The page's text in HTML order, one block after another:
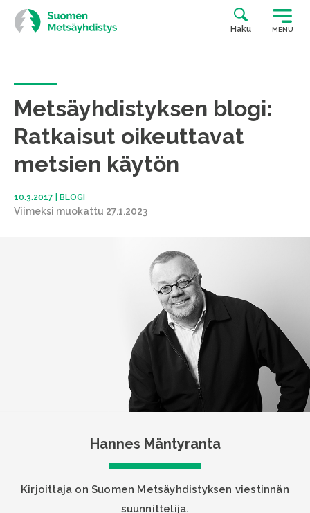
Siirry
suoraan
sisältöön
Haku MENU
Metsäyhdistyksen blogi:
Ratkaisut oikeuttavat
metsien käytön
10.3.2017 BLOGI
Viimeksi muokattu 27.1.2023
Hannes Mäntyranta
Kirjoittaja on Suomen Metsäyhdistyksen viestinnän
suunnittelija.